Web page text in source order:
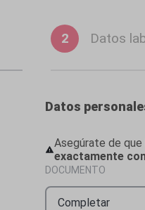
2 Datos
Datos
Asegúrate de
exactamente
DOCUMENTO
Completar